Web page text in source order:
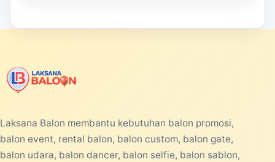
Laksana Balon membantu kebutuhan balon promosi,
balon event, rental balon, balon custom, balon gate,
balon udara, balon dancer, balon selfie, balon sablon,